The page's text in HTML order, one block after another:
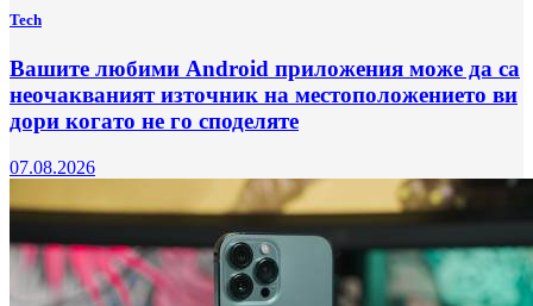
Tech
Вашите любими Android приложения може да са
неочакваният източник на местоположението ви
дори когато не го споделяте
07.08.2026